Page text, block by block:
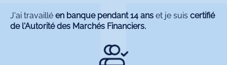
J'ai travaillé en banque pendant 14 ans et je suis certifié
de l'Autorité des Marchés Financiers.